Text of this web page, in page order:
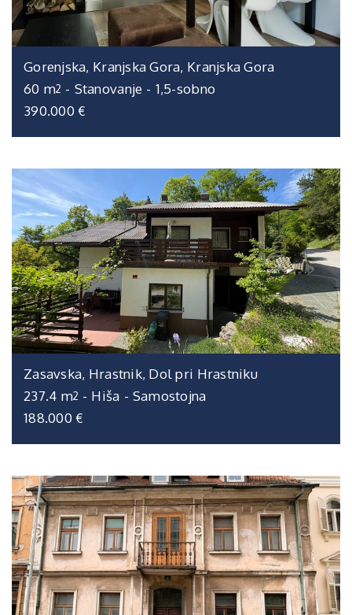
Gorenjska, Kranjska Gora, Kranjska Gora
60 m2 - Stanovanje - 1,5-sobno
390.000 €
Zasavska, Hrastnik, Dol pri Hrastniku
237.4 m2 - Hiša - Samostojna
188.000 €